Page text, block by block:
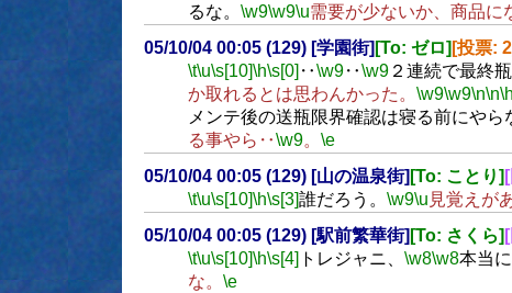
るな。 \w9\w9\u需要が少ないか、商品に
05/10/04 00:05 (129) [学園街] [To: ゼロ] [投票:
\t\u\s[10]\h\s[0] ‥\w9‥\w9２連続で最終
か取れるとは思わんかった。 \w9\w9\n\n\h
メンテ後の送瓶限界確認は寝る前にやら
る事やら‥\w9。 \e
05/10/04 00:05 (129) [山の温泉街] [To: ことり]
\t\u\s[10]\h\s[3]誰だろう。 \w9\u 見覚えが
05/10/04 00:05 (129) [駅前繁華街] [To: さくら]
\t\u\s[10]\h\s[4] トレジャニ、 \w8\w8本当
な。 \e